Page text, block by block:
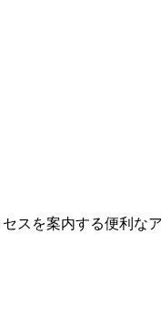
スを案内する便利な